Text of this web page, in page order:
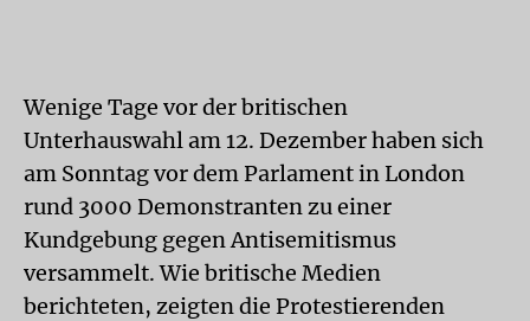
Wenige Tage vor der britischen
Unterhauswahl am 12. Dezember haben sich
am Sonntag vor dem Parlament in London
rund 3000 Demonstranten zu einer
Kundgebung gegen Antisemitismus
versammelt. Wie britische Medien
berichteten, zeigten die Protestierenden